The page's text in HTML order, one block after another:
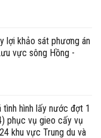
lợi khảo sát phương án
vực sông Hồng -
tình hình lấy nước đợt 1
phục vụ gieo cấy vụ
khu vực Trung du và